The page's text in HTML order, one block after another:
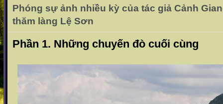
Phóng sự ảnh nhiều kỳ của tác giả Cảnh
thăm làng Lệ Sơn
Phần 1. Những chuyến đò cuối cùng